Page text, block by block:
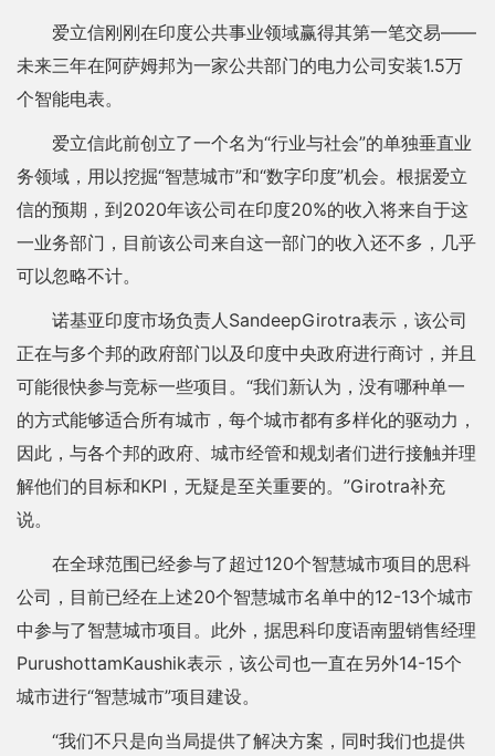
爱立信刚刚在印度公共事业领域赢得其第一笔交易——
未来三年在阿萨姆邦为一家公共部门的电力公司安装1.5万
个智能电表。
爱立信此前创立了一个名为“行业与社会”的单独垂直业
务领域，用以挖掘“智慧城市”和“数字印度”机会。根据爱立
信的预期，到2020年该公司在印度20%的收入将来自于这
一业务部门，目前该公司来自这一部门的收入还不多，几乎
可以忽略不计。
诺基亚印度市场负责人SandeepGirotra表示，该公司
正在与多个邦的政府部门以及印度中央政府进行商讨，并且
可能很快参与竞标一些项目。“我们新认为，没有哪种单一
的方式能够适合所有城市，每个城市都有多样化的驱动力，
因此，与各个邦的政府、城市经管和规划者们进行接触并理
解他们的目标和KPI，无疑是至关重要的。”Girotra补充
说。
在全球范围已经参与了超过120个智慧城市项目的思科
公司，目前已经在上述20个智慧城市名单中的12-13个城市
中参与了智慧城市项目。此外，据思科印度语南盟销售经理
PurushottamKaushik表示，该公司也一直在另外14-15个
城市进行“智慧城市”项目建设。
“我们不只是向当局提供了解决方案，同时我们也提供